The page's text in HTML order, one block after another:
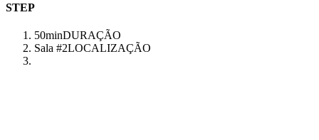
STEP
50minDURAÇÃO
Sala #2LOCALIZAÇÃO